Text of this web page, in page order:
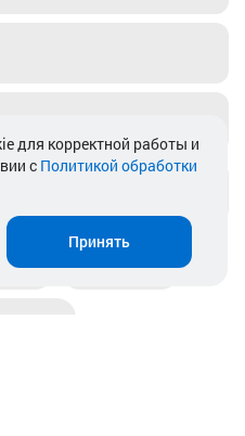
Магазины
для корректной работы и
с Политикой обработки
Принять